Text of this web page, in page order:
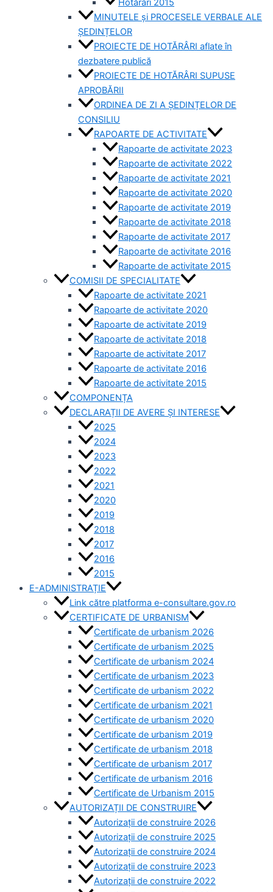
MINUTELE și PROCESELE VERBALE ALE
ȘEDINȚELOR
PROIECTE DE HOTĂRÂRI aflate în
dezbatere publică
PROIECTE DE HOTĂRÂRI SUPUSE
APROBĂRII
ORDINEA DE ZI A ȘEDINȚELOR DE
CONSILIU
RAPOARTE DE ACTIVITATE
Rapoarte de activitate 2023
Rapoarte de activitate 2022
Rapoarte de activitate 2021
Rapoarte de activitate 2020
Rapoarte de activitate 2019
Rapoarte de activitate 2018
Rapoarte de activitate 2017
Rapoarte de activitate 2016
Rapoarte de activitate 2015
COMISII DE SPECIALITATE
Rapoarte de activitate 2021
Rapoarte de activitate 2020
Rapoarte de activitate 2019
Rapoarte de activitate 2018
Rapoarte de activitate 2017
Rapoarte de activitate 2016
Rapoarte de activitate 2015
COMPONENȚA
DECLARAȚII DE AVERE ȘI INTERESE
2025
2024
2023
2022
2021
2020
2019
2018
2017
2016
2015
E-ADMINISTRAȚIE
Link către platforma e-consultare.gov.ro
CERTIFICATE DE URBANISM
Certificate de urbanism 2026
Certificate de urbanism 2025
Certificate de urbanism 2024
Certificate de urbanism 2023
Certificate de urbanism 2022
Certificate de urbanism 2021
Certificate de urbanism 2020
Certificate de urbanism 2019
Certificate de urbanism 2018
Certificate de urbanism 2017
Certificate de urbanism 2016
Certificate de Urbanism 2015
AUTORIZAȚII DE CONSTRUIRE
Autorizații de construire 2026
Autorizații de construire 2025
Autorizații de construire 2024
Autorizații de construire 2023
Autorizații de construire 2022